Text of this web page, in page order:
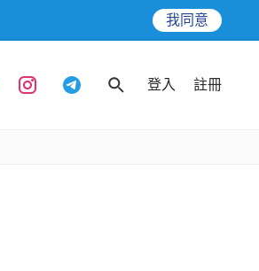
我同意
登入 註冊